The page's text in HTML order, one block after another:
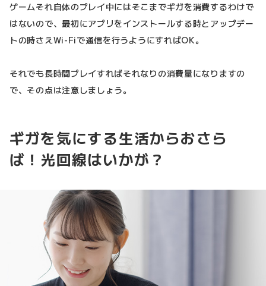
ゲームそれ自体のプレイ中にはそこまでギガを消費するわけで
はないので、最初にアプリをインストールする時とアップデー
トの時さえWi-Fiで通信を行うようにすればOK。
それでも長時間プレイすればそれなりの消費量になりますの
で、その点は注意しましょう。
ギガを気にする生活からおさら
ば！光回線はいかが？